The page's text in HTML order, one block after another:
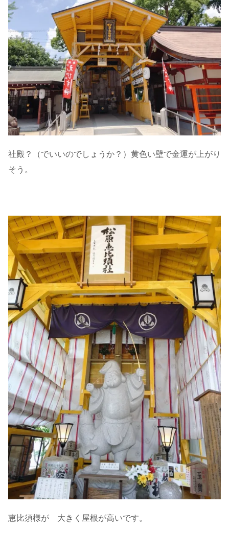
社殿？（でいいのでしょうか？）黄色い壁で金運が上がり
そう。
恵比須様が 大きく屋根が高いです。